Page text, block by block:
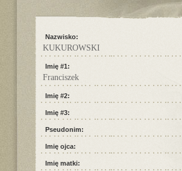
Nazwisko:
KUKUROWSKI
Imię #1:
Franciszek
Imię #2:
Imię #3:
Pseudonim:
Imię ojca:
Imię matki: